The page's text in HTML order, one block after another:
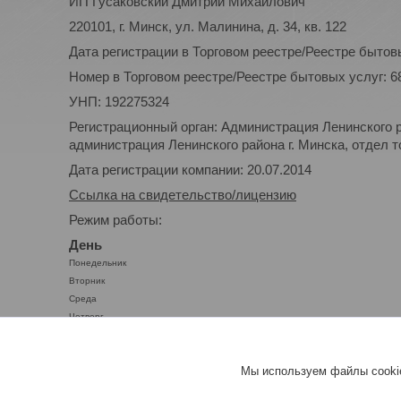
220101, г. Минск, ул. Малинина, д. 34, кв. 122
Дата регистрации в Торговом реестре/Реестре
Номер в Торговом реестре/Реестре бытовых услуг:
УНП: 192275324
Регистрационный орган: Администрация
администрация Ленинского района г. Минска, отдел
Дата регистрации компании: 20.07.2014
Ссылка на свидетельство/лицензию
Режим работы:
День
Понедельник
Вторник
Среда
Четверг
Мы используем файлы